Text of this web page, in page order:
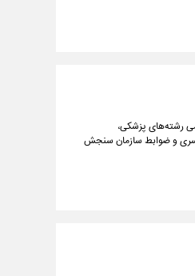
رشته‌های پزشکی،
و ضوابط سازمان سنجش